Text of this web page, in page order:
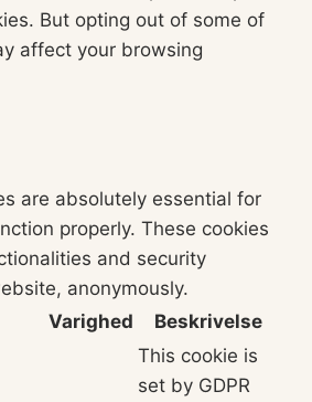
But opting out of some of
affect your browsing
are absolutely essential for
properly. These cookies
and security
anonymously.
Varighed Beskrivelse
This cookie is
set by GDPR